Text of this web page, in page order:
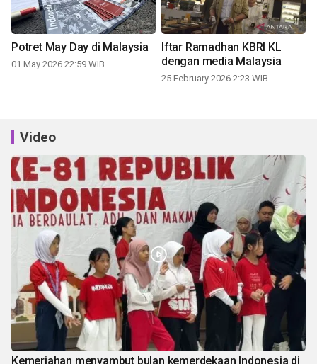
Potret May Day di Malaysia
01 May 2026 22:59 WIB
Iftar Ramadhan KBRI KL
dengan media Malaysia
25 February 2026 2:23 WIB
Video
Kemeriahan menyambut bulan kemerdekaan Indonesia di